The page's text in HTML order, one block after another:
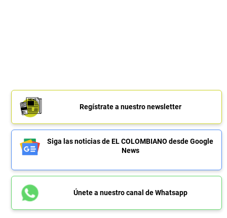
Regístrate a nuestro newsletter
Siga las noticias de EL COLOMBIANO desde Google
News
Únete a nuestro canal de Whatsapp